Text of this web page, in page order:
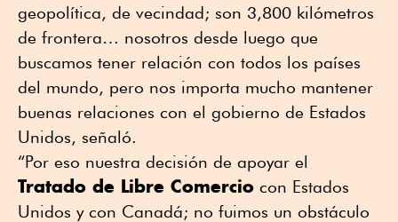
geopolítica, de vecindad; son 3,800 kilómetros
de frontera… nosotros desde luego que
buscamos tener relación con todos los países
del mundo, pero nos importa mucho mantener
buenas relaciones con el gobierno de Estados
Unidos, señaló.
“Por eso nuestra decisión de apoyar el
Tratado de Libre Comercio con Estados
Unidos y con Canadá; no fuimos un obstáculo